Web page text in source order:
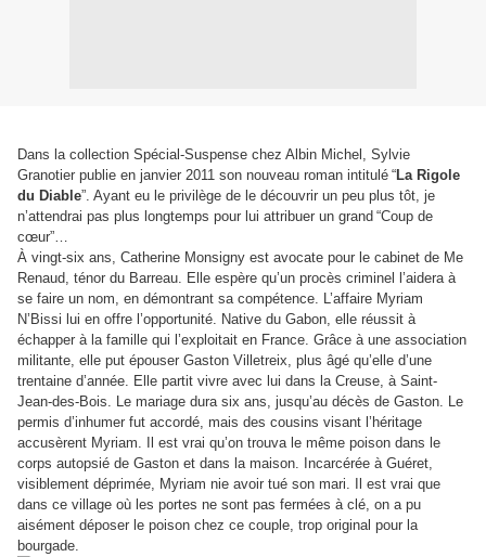
Dans la collection Spécial-Suspense chez Albin Michel, Sylvie
Granotier publie en janvier 2011 son nouveau roman intitulé “La Rigole
du Diable”. Ayant eu le privilège de le découvrir un peu plus tôt, je
n’attendrai pas plus longtemps pour lui attribuer un grand “Coup de
cœur”…
À vingt-six ans, Catherine Monsigny est avocate pour le cabinet de Me
Renaud, ténor du Barreau. Elle espère qu’un procès criminel l’aidera à
se faire un nom, en démontrant sa compétence. L’affaire Myriam
N’Bissi lui en offre l’opportunité. Native du Gabon, elle réussit à
échapper à la famille qui l’exploitait en France. Grâce à une association
militante, elle put épouser Gaston Villetreix, plus âgé qu’elle d’une
trentaine d’année. Elle partit vivre avec lui dans la Creuse, à Saint-
Jean-des-Bois. Le mariage dura six ans, jusqu’au décès de Gaston. Le
permis d’inhumer fut accordé, mais des cousins visant l’héritage
accusèrent Myriam. Il est vrai qu’on trouva le même poison dans le
corps autopsié de Gaston et dans la maison. Incarcérée à Guéret,
visiblement déprimée, Myriam nie avoir tué son mari. Il est vrai que
dans ce village où les portes ne sont pas fermées à clé, on a pu
aisément déposer le poison chez ce couple, trop original pour la
bourgade.